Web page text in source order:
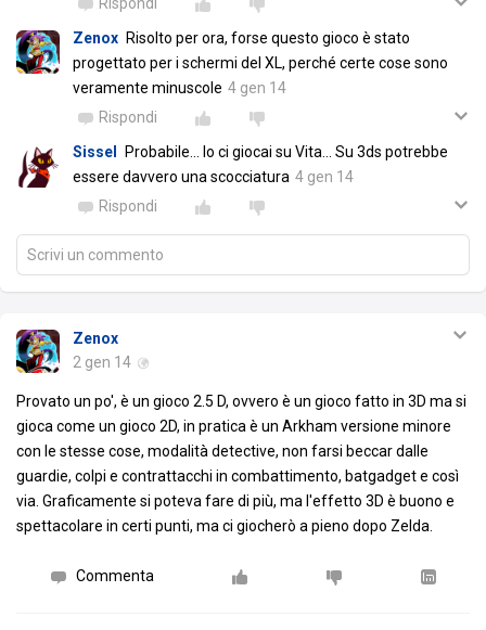
Rispondi
Zenox Risolto per ora, forse questo gioco è stato
progettato per i schermi del XL, perché certe cose sono
veramente minuscole 4 gen 14
Rispondi
Sissel
Probabile... Io ci giocai su Vita... Su 3ds potrebbe
essere davvero una scocciatura 4 gen 14
Rispondi
Scrivi un commento
Zenox
2 gen 14
Provato un po', è un gioco 2.5 D, ovvero è un gioco fatto in 3D ma si
gioca come un gioco 2D, in pratica è un Arkham versione minore
con le stesse cose, modalità detective, non farsi beccar dalle
guardie, colpi e contrattacchi in combattimento, batgadget e così
via. Graficamente si poteva fare di più, ma l'effetto 3D è buono e
spettacolare in certi punti, ma ci giocherò a pieno dopo Zelda.
Commenta